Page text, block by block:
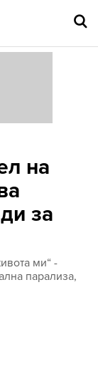
на
за
ми“ -
парализа,